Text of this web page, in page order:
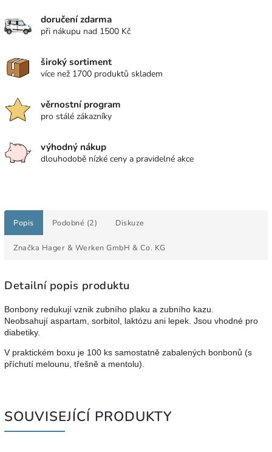
doručení zdarma
při nákupu nad 1500 Kč
široký sortiment
více než 1700 produktů skladem
věrnostní program
pro stálé zákazníky
výhodný nákup
dlouhodobě nízké ceny a pravidelné akce
Popis Podobné (2) Diskuze
Značka Hager & Werken GmbH & Co. KG
Detailní popis produktu
Bonbony redukují vznik zubního plaku a zubního kazu.
Neobsahují aspartam, sorbitol, laktózu ani lepek. Jsou vhodné pro
diabetiky.
V praktickém boxu je 100 ks samostatně zabalených bonbonů (s
příchutí melounu, třešně a mentolu).
SOUVISEJÍCÍ PRODUKTY